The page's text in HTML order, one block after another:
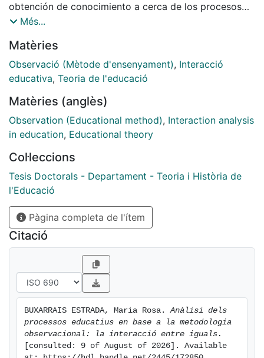
obtención de conocimiento a cerca de los procesos
educativos. Para ello hemos construido un sistema de
la interacción entre iguales. La tesis consta de dos
partes diferenciadas. la primera supone el estudio de
la educación como relación, concretando en la
justificación de la metodología observacional como
método que contribuye a aumentar el conocimiento
científico de la teoría de la educación. En la segunda
categorías y su aplicación para el análisis de diversas
situaciones educativas, clasificadas en función del tipo
de organización social-individual, colectiva y
cooperativa. A partir de dicha aplicación obtenemos
unas conclusiones y prospectiva.
Més...
Matèries
Observació (Mètode d'ensenyament), Interacció
educativa, Teoria de l'educació
Matèries (anglès)
Observation (Educational method), Interaction analysis
in education, Educational theory
Col·leccions
Tesis Doctorals - Departament - Teoria i Història de
l'Educació
Pàgina completa de l'ítem
Citació
BUXARRAIS ESTRADA, Maria Rosa. Anàlisi dels
processos educatius en base a la metodologia
observacional: la interacció entre iguals.
[consulted: 9 of August of 2026]. Available